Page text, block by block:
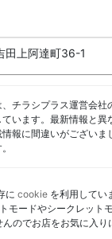
田上阿達町36-1
チラシプラス運営会社
います。最新情報と異
報に間違いがございま
に cookie を利用してい
モードやシークレット
のでお店をお気に入り